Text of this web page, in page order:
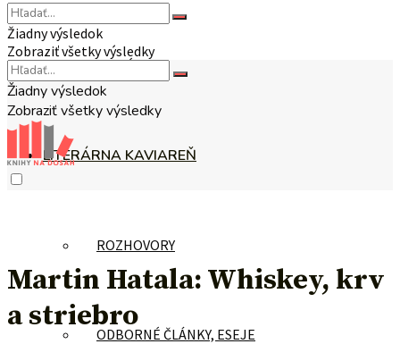
NA TÉMU
LITERÁRNA KAVIAREŇ
ROZHOVORY
ODBORNÉ ČLÁNKY, ESEJE
Žiadny výsledok
Zobraziť všetky výsledky
Žiadny výsledok
Zobraziť všetky výsledky
Martin Hatala: Whiskey, krv
a striebro